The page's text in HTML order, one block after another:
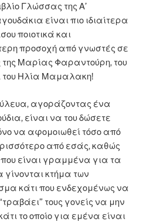
Γλώσσας της Α’
είναι πιο ιδιαίτερα
ποιοτικά και
προσοχή από γνωστές σε
Μαρίας Φαραντούρη, του
του Ηλία Μαμαλακη!
αγοράζοντας ένα
είναι να του δώσετε
να αφομοιωθεί τόσο από
από εσάς, καθώς
είναι γραμμένα για τα
γίνονται κτήμα των
κάτι που ενδεχομένως να
τους γονείς να μην
το οποίο για εμένα είναι